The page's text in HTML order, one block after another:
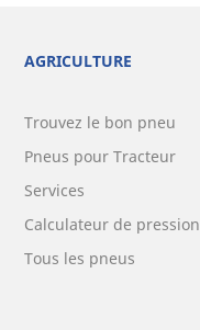
AGRICULTURE
Trouvez le bon pneu
Pneus pour Tracteur
Services
Calculateur de pression
Tous les pneus